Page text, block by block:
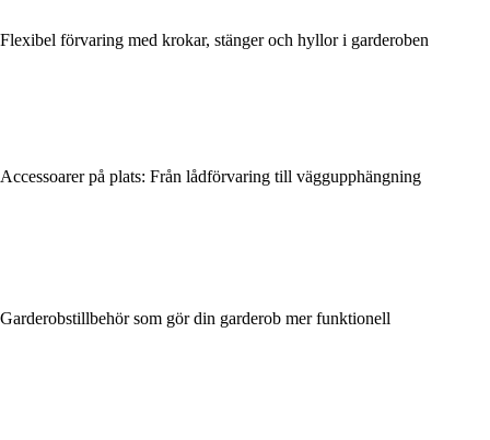
Flexibel förvaring med krokar, stänger och hyllor i garderoben
Accessoarer på plats: Från lådförvaring till väggupphängning
Garderobstillbehör som gör din garderob mer funktionell